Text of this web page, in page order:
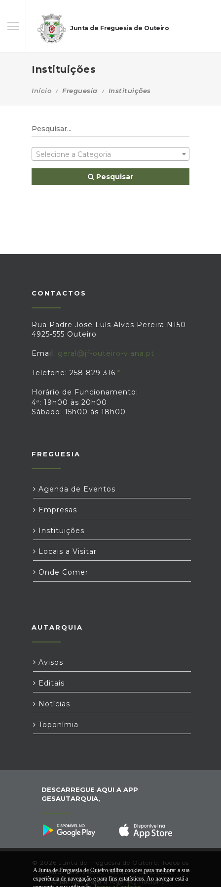
Junta de Freguesia de Outeiro
Instituições
Início Freguesia Instituições
Selecione a Categoria
Pesquisar
CONTACTOS
Rua Padre José Luís Alves Pereira N150
4925-555 Outeiro
Email: geral@jf-outeiro-viana.pt
Telefone: 258 829 316
Horário de Funcionamento:
4ª: 19h00 às 20h00
Sábado: 15h00 às 18h00
FREGUESIA
Agenda de Eventos
Empresas
Instituições
Locais a Visitar
Onde Comer
AUTARQUIA
Avisos
Editais
Notícias
Toponímia
DESCARREGUE AQUI A APP
GESAUTARQUIA,
© 2026 Junta de Freguesia de Outeiro. Todos os
direitos reservados |Termos e Condições| *
Chamada para a rede fixa nacional.
A Junta de Freguesia de Outeiro utiliza cookies para melhorar a sua
experiência de navegação e para fins estatísticos. Ao navegar está a